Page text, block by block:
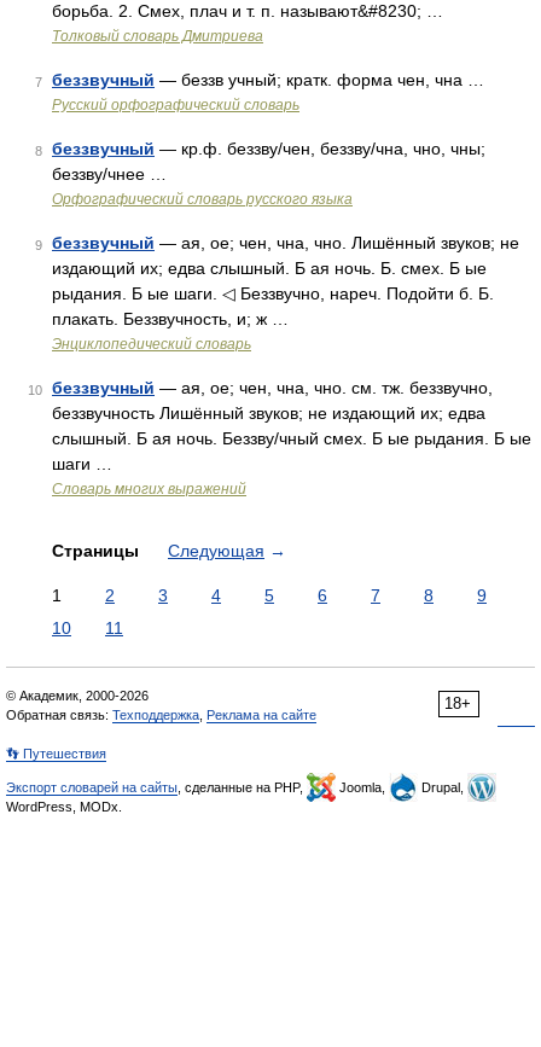
борьба. 2. Смех, плач и т. п. называют&#8230; …
Толковый словарь Дмитриева
7 беззвучный — беззв учный; кратк. форма чен, чна …
Русский орфографический словарь
8 беззвучный — кр.ф. беззву/чен, беззву/чна, чно, чны;
беззву/чнее …
Орфографический словарь русского языка
9 беззвучный — ая, ое; чен, чна, чно. Лишённый звуков; не
издающий их; едва слышный. Б ая ночь. Б. смех. Б ые
рыдания. Б ые шаги. ◁ Беззвучно, нареч. Подойти б. Б.
плакать. Беззвучность, и; ж …
Энциклопедический словарь
10 беззвучный — ая, ое; чен, чна, чно. см. тж. беззвучно,
беззвучность Лишённый звуков; не издающий их; едва
слышный. Б ая ночь. Беззву/чный смех. Б ые рыдания. Б ые
шаги …
Словарь многих выражений
Страницы Следующая →
1 2 3 4 5 6 7 8
9
10
11
18+
© Академик, 2000-2026
Обратная связь: Техподдержка Реклама на сайте
👣 Путешествия
Экспорт словарей на сайты , сделанные на PHP, Joomla,
Drupal,
WordPress, MODx.